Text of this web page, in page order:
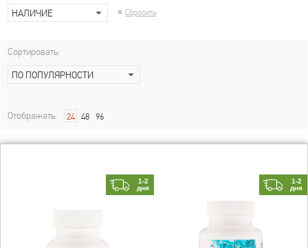
НАЛИЧИЕ Сбросить
Сортировать:
ПО ПОПУЛЯРНОСТИ
Отображать: 24 48 96
1-2
дня
1-2
дня